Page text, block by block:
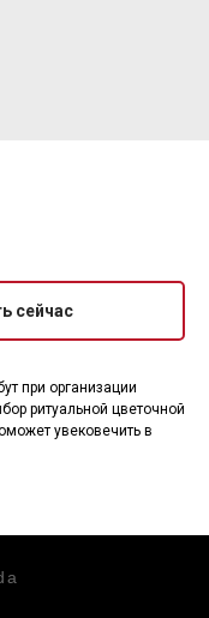
сейчас
при организации
ритуальной цветочной
увековечить в